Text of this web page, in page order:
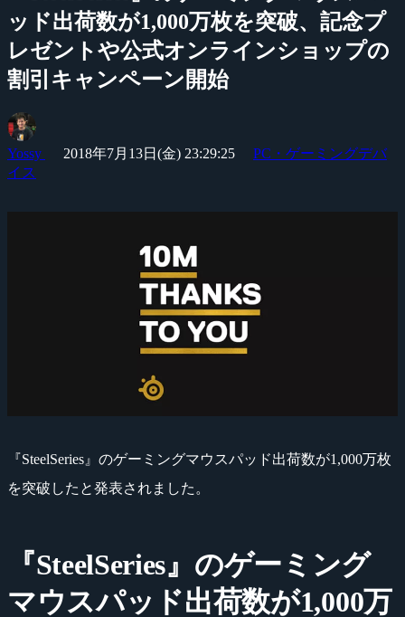
ッド出荷数が1,000万枚を突破、記念プ
レゼントや公式オンラインショップの
割引キャンペーン開始
Yossy 2018年7月13日(金) 23:29:25
PC・ゲーミングデバ
イス
『SteelSeries』のゲーミングマウスパッド出荷数が1,000万枚
を突破したと発表されました。
『SteelSeries』のゲーミング
マウスパッド出荷数が1,000万